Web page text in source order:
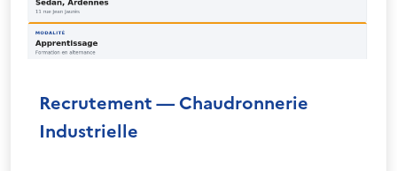
Recrutement — Chaudronnerie
Industrielle